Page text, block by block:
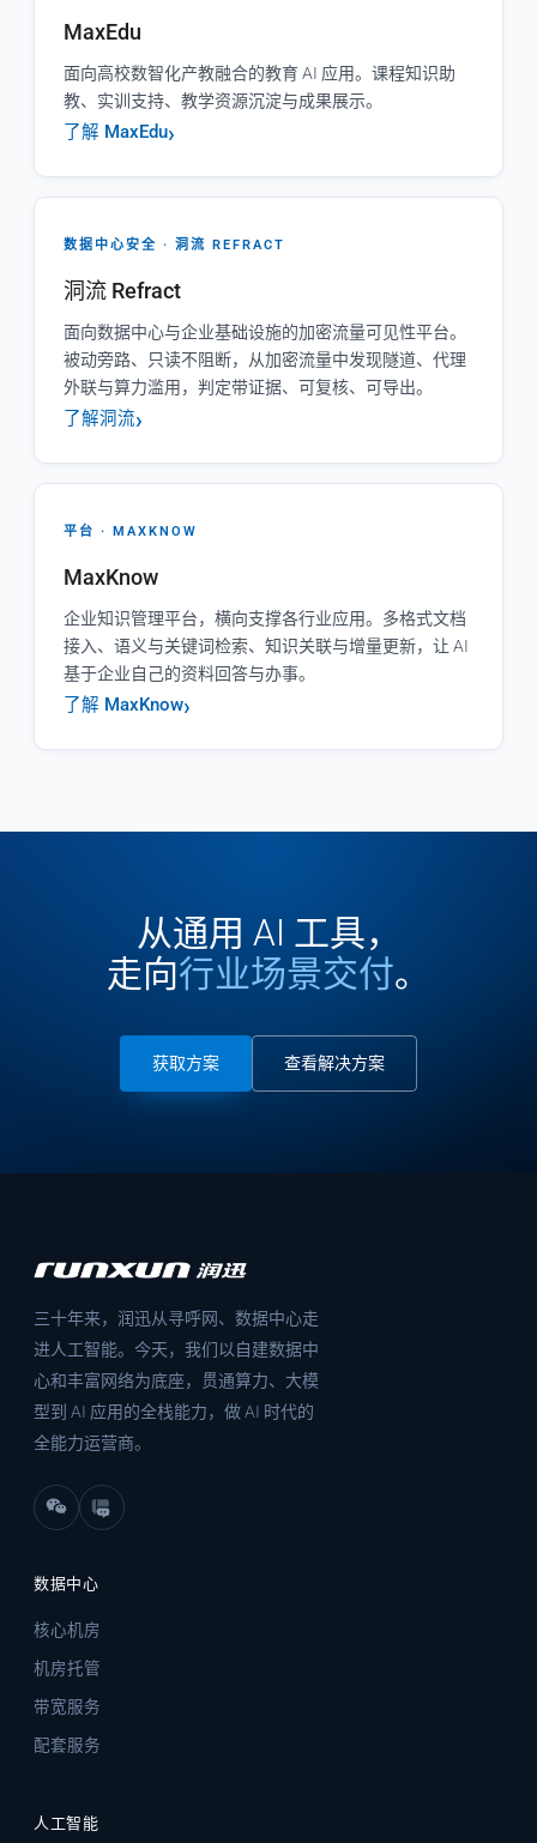
MaxEdu
面向高校数智化产教融合的教育 AI 应用。课程知识助
教、实训支持、教学资源沉淀与成果展示。
了解 MaxEdu
数据中心安全 · 洞流 REFRACT
洞流 Refract
面向数据中心与企业基础设施的加密流量可见性平台。
被动旁路、只读不阻断，从加密流量中发现隧道、代理
外联与算力滥用，判定带证据、可复核、可导出。
了解洞流
平台 · MAXKNOW
MaxKnow
企业知识管理平台，横向支撑各行业应用。多格式文档
接入、语义与关键词检索、知识关联与增量更新，让 AI
基于企业自己的资料回答与办事。
了解 MaxKnow
从通用 AI 工具，
走向行业场景交付。
获取方案 查看解决方案
三十年来，润迅从寻呼网、数据中心走
进人工智能。今天，我们以自建数据中
心和丰富网络为底座，贯通算力、大模
型到 AI 应用的全栈能力，做 AI 时代的
全能力运营商。
数据中心
核心机房
机房托管
带宽服务
配套服务
人工智能